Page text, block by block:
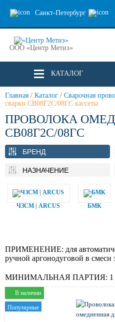
Санкт-Петербург
ООО «Центр Метиз»
КАТАЛОГ
Главная / Каталог / Сварочная
сварки СВ08Г2С/08ГС кассеты
ПРОВОЛОКА
СВ08Г2С/08ГС
БРЕНД
НАЗНАЧЕНИЕ
ЧЗСМ | ARCUS БМК
ПРИМЕНЕНИЕ: для
ручной аргонодуговой в
МИНИМАЛЬНАЯ ПАРТИЯ:
В наличии
Популярные